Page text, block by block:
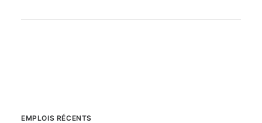
EMPLOIS RÉCENTS